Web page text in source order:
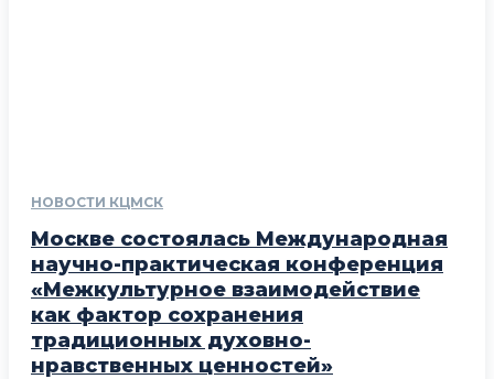
НОВОСТИ КЦМСК
Москве состоялась Международная
научно-практическая конференция
«Межкультурное взаимодействие
как фактор сохранения
традиционных духовно-
нравственных ценностей»